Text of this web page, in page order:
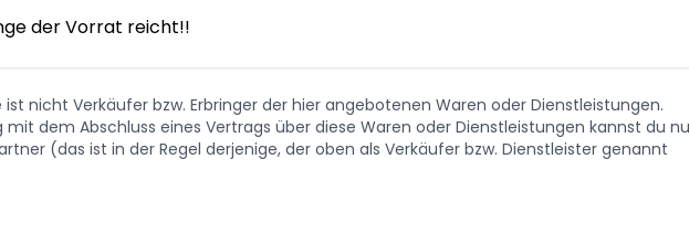
der Vorrat reicht!!
ist nicht Verkäufer bzw. Erbringer der hier angebotenen Waren oder Dienstleistungen.
dem Abschluss eines Vertrags über diese Waren oder Dienstleistungen kannst du
(das ist in der Regel derjenige, der oben als Verkäufer bzw. Dienstleister genannt